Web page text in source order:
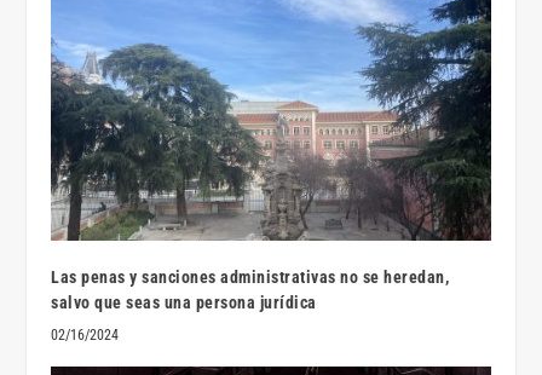
Las penas y sanciones administrativas no se heredan,
salvo que seas una persona jurídica
02/16/2024